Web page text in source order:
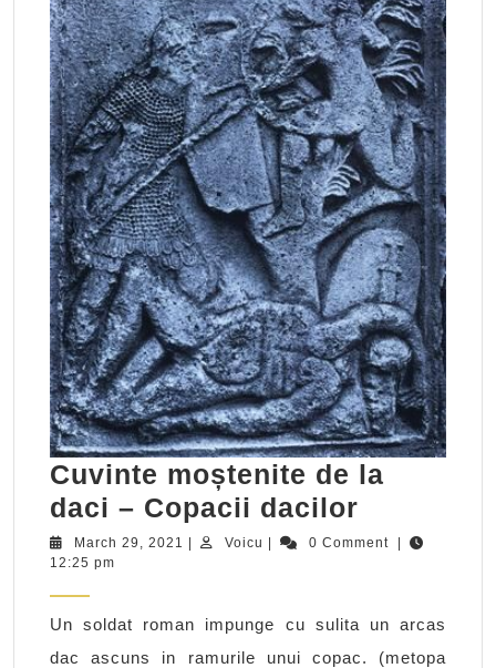
Cuvinte moștenite de la
daci – Copacii dacilor
moștenite
daci
March 29, 2021 March
| Voicu Voicu
| 0 Comment
|
12:25 pm
Un soldat roman impunge cu sulita un arcas
dac ascuns in ramurile unui copac. (metopa